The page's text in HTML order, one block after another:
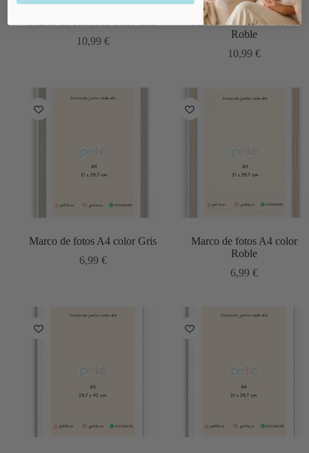
10,99 €
Marco de fotos A3 color
Roble
10,99 €
Marco de fotos A4 color Gris
6,99 €
Marco de fotos A4 color
Roble
6,99 €